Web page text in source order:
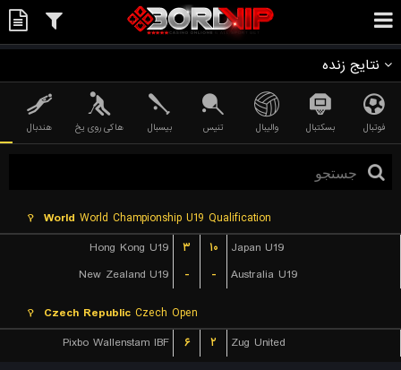
نتایج زنده
فوتبال بسکتبال والیبال تنیس بیسبال هاکی روی یخ هندبال
World World Championship U19 Qualification
Hong Kong U19
۳ ۱۰
Japan U19
New Zealand U19
- - Australia U19
Czech Republic Czech Open
Pixbo Wallenstam IBF
۶ ۲ Zug United